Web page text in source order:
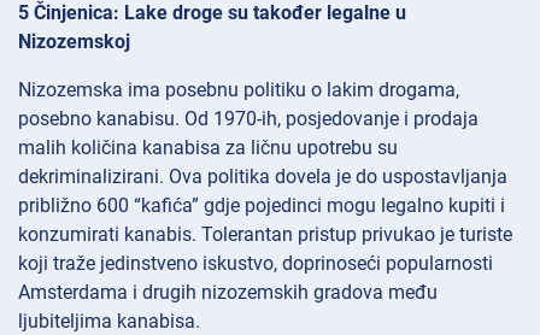
5 Činjenica: Lake droge su također legalne u
Nizozemskoj
Nizozemska ima posebnu politiku o lakim drogama,
posebno kanabisu. Od 1970-ih, posjedovanje i prodaja
malih količina kanabisa za ličnu upotrebu su
dekriminalizirani. Ova politika dovela je do uspostavljanja
približno 600 “kafića” gdje pojedinci mogu legalno kupiti i
konzumirati kanabis. Tolerantan pristup privukao je turiste
koji traže jedinstveno iskustvo, doprinoseći popularnosti
Amsterdama i drugih nizozemskih gradova među
ljubiteljima kanabisa.